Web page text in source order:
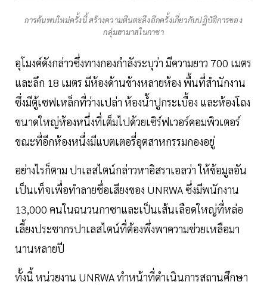
การค้นพบใหม่ครั้งนี้ สร้างความตืนตะลึงอีกครั้งเกี่ยวกับปฏิบัติการของ
กลุ่มฮามาสในกาซา
อุโมงค์ดังกล่าวซึ่งทางกองกำลังระบุว่า มีความยาว 700 เมตร
และลึก 18 เมตร มีห้องด้านข้างหลายห้อง พื้นที่สำนักงาน
ซึ่งมีตู้เซฟเหล็กที่ว่างเปล่า ห้องน้ำปูกระเบื้อง และห้องโถง
ขนาดใหญ่ห้องหนึ่งที่เต็มไปด้วยเซิร์ฟเวอร์คอมพิวเตอร์
ขณะที่อีกห้องหนึ่งมีแบตเตอรี่อุตสาหกรรมกองอยู่
อย่างไรก็ตาม ปาเลสไตน์กล่าวหาอิสราเอลว่า ให้ข้อมูลอัน
เป็นเท็จเพื่อทำลายชื่อเสียงของ UNRWA ซึ่งมีพนักงาน
13,000 คนในฉนวนกาซาและเป็นเส้นเลือดใหญ่ที่หล่อ
เลี้ยงประชากรปาเลสไตน์ที่ต้องพึ่งพาความช่วยเหลือมา
นานหลายปี
ทั้งนี้ หน่วยงาน UNRWA ทำหน้าที่ดำเนินการสถานศึกษา